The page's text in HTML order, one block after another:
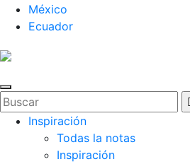
México
Ecuador
Inspiración
Todas la notas
Inspiración